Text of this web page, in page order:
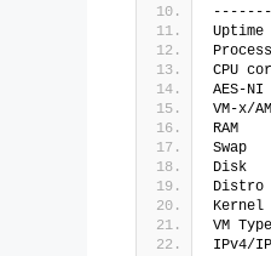
CPU
VM-x/
VM
IPv4/